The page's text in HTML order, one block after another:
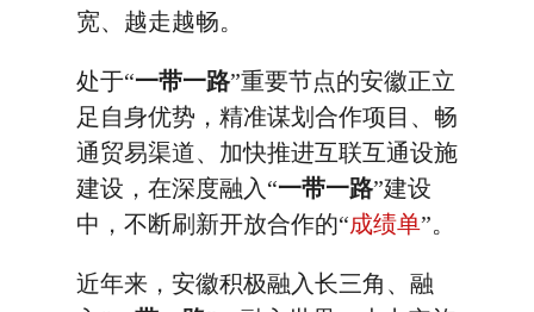
宽、越走越畅。
处于“一带一路”重要节点的安徽正立
足自身优势，精准谋划合作项目、畅
通贸易渠道、加快推进互联互通设施
建设，在深度融入“一带一路”建设
中，不断刷新开放合作的“成绩单”。
近年来，安徽积极融入长三角、融